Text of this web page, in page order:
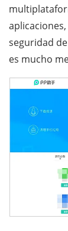
seguridad
es mucho